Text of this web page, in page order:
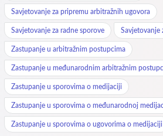
Savjetovanje za pripremu arbitražnih ugovora
Savjetovanje za radne sporove Savjetovanje
Zastupanje u arbitražnim postupcima
Zastupanje u međunarodnim arbitražnim
Zastupanje u sporovima o medijaciji
Zastupanje u sporovima o međunarodnoj
Zastupanje u sporovima o ugovorima o medijaciji